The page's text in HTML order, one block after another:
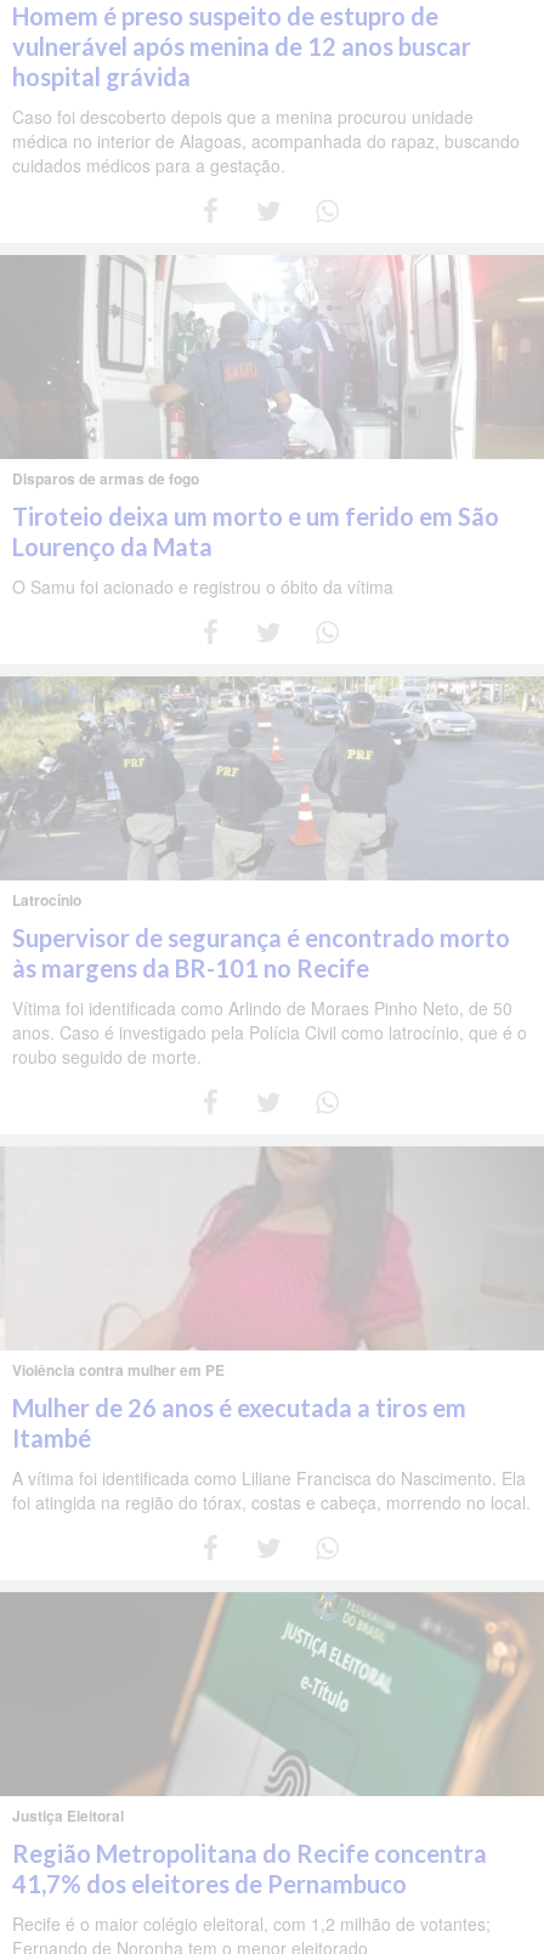
Homem é preso suspeito de estupro de
vulnerável após menina de 12 anos buscar
hospital grávida
Caso foi descoberto depois que a menina procurou unidade
médica no interior de Alagoas, acompanhada do rapaz, buscando
cuidados médicos para a gestação.
Disparos de armas de fogo
Tiroteio deixa um morto e um ferido em São
Lourenço da Mata
O Samu foi acionado e registrou o óbito da vítima
Latrocínio
Supervisor de segurança é encontrado morto
às margens da BR-101 no Recife
Vítima foi identificada como Arlindo de Moraes Pinho Neto, de 50
anos. Caso é investigado pela Polícia Civil como latrocínio, que é o
roubo seguido de morte.
Violência contra mulher em PE
Mulher de 26 anos é executada a tiros em
Itambé
A vítima foi identificada como Liliane Francisca do Nascimento. Ela
foi atingida na região do tórax, costas e cabeça, morrendo no local.
Justiça Eleitoral
Região Metropolitana do Recife concentra
41,7% dos eleitores de Pernambuco
Recife é o maior colégio eleitoral, com 1,2 milhão de votantes;
Fernando de Noronha tem o menor eleitorado